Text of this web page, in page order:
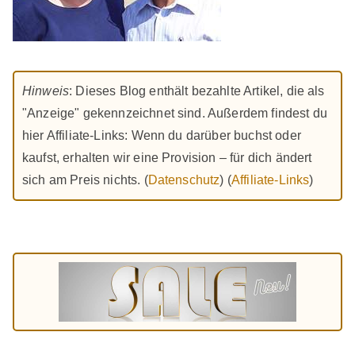
Hinweis: Dieses Blog enthält bezahlte Artikel, die als
"Anzeige" gekennzeichnet sind. Außerdem findest du
hier Affiliate-Links: Wenn du darüber buchst oder
kaufst, erhalten wir eine Provision – für dich ändert
sich am Preis nichts. (Datenschutz) (Affiliate-Links)